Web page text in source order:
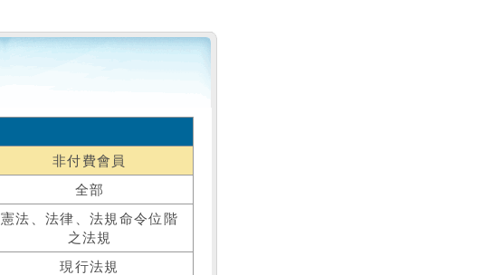
非付費會員
全部
憲法、法律、法規命令位階
之法規
現行法規